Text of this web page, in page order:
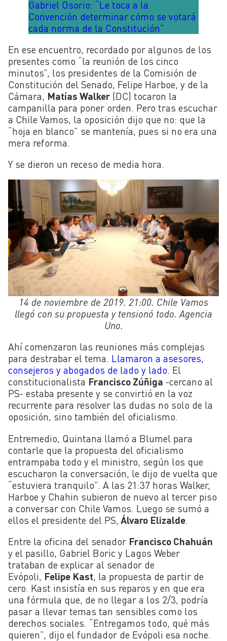
Gabriel Osorio: “Le toca a la
Convención determinar cómo se votará
cada norma de la Constitución”
En ese encuentro, recordado por algunos de los
presentes como “la reunión de los cinco
minutos”, los presidentes de la Comisión de
Constitución del Senado, Felipe Harboe, y de la
Cámara, Matías Walker (DC) tocaron la
campanilla para poner orden. Pero tras escuchar
a Chile Vamos, la oposición dijo que no: que la
“hoja en blanco” se mantenía, pues si no era una
mera reforma.
Y se dieron un receso de media hora.
14 de noviembre de 2019. 21:00. Chile Vamos
llegó con su propuesta y tensionó todo. Agencia
Uno.
Ahí comenzaron las reuniones más complejas
para destrabar el tema. Llamaron a asesores,
consejeros y abogados de lado y lado. El
constitucionalista Francisco Zúñiga -cercano al
PS- estaba presente y se convirtió en la voz
recurrente para resolver las dudas no solo de la
oposición, sino también del oficialismo.
Entremedio, Quintana llamó a Blumel para
contarle que la propuesta del oficialismo
entrampaba todo y el ministro, según los que
escucharon la conversación, le dijo de vuelta que
“estuviera tranquilo”. A las 21:37 horas Walker,
Harboe y Chahin subieron de nuevo al tercer piso
a conversar con Chile Vamos. Luego se sumó a
ellos el presidente del PS, Álvaro Elizalde.
Entre la oficina del senador Francisco Chahuán
y el pasillo, Gabriel Boric y Lagos Weber
trataban de explicar al senador de
Evópoli, Felipe Kast, la propuesta de partir de
cero. Kast insistía en sus reparos y en que era
una fórmula que, de no llegar a los 2/3, podría
pasar a llevar temas tan sensibles como los
derechos sociales. “Entregamos todo, qué más
quieren”, dijo el fundador de Evópoli esa noche.